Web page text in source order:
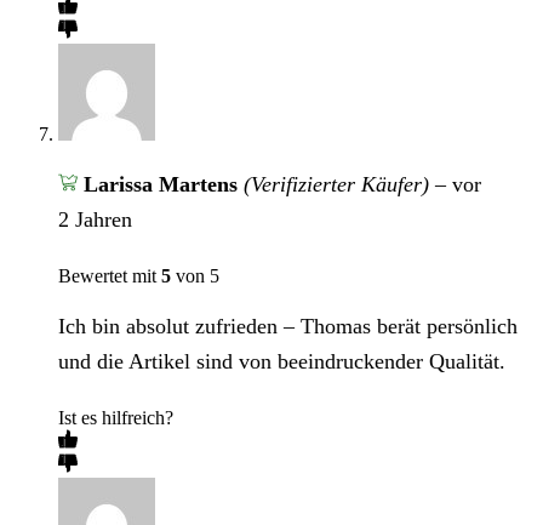
Larissa Martens (Verifizierter Käufer) – vor
2 Jahren
Bewertet mit 5 von 5
Ich bin absolut zufrieden – Thomas berät persönlich
und die Artikel sind von beeindruckender Qualität.
Ist es hilfreich?